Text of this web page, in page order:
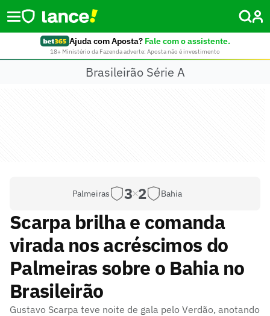
Ajuda com Aposta? Fale com o assistente.
18+ Ministério da Fazenda adverte: Aposta não é investimento
Brasileirão Série A
Palmeiras 3 2 Bahia
Scarpa brilha e comanda
virada nos acréscimos do
Palmeiras sobre o Bahia no
Brasileirão
Gustavo Scarpa teve noite de gala pelo Verdão, anotando